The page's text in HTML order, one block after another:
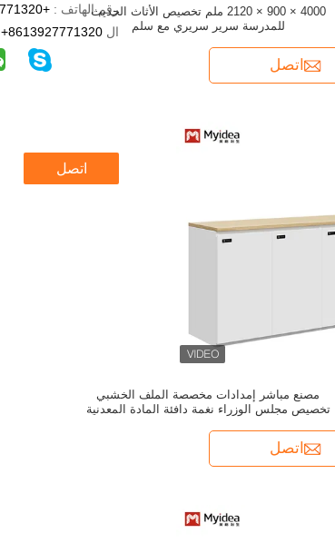
رقم الهاتف : +8613927771320
ال WhatsApp : +8613927771320
اتصل
4000 × 900 × 2120 ملم تخصيص الأثاث الحديث
للمدرسة سرير سريري مع سلم
اتصل
مصنع مباشر إمدادات مخصصة الملف الخشبي
تخصيص مجلس الوزراء نغمة دافئة المادة المعدنية
المدرسة الفندق
اتصل